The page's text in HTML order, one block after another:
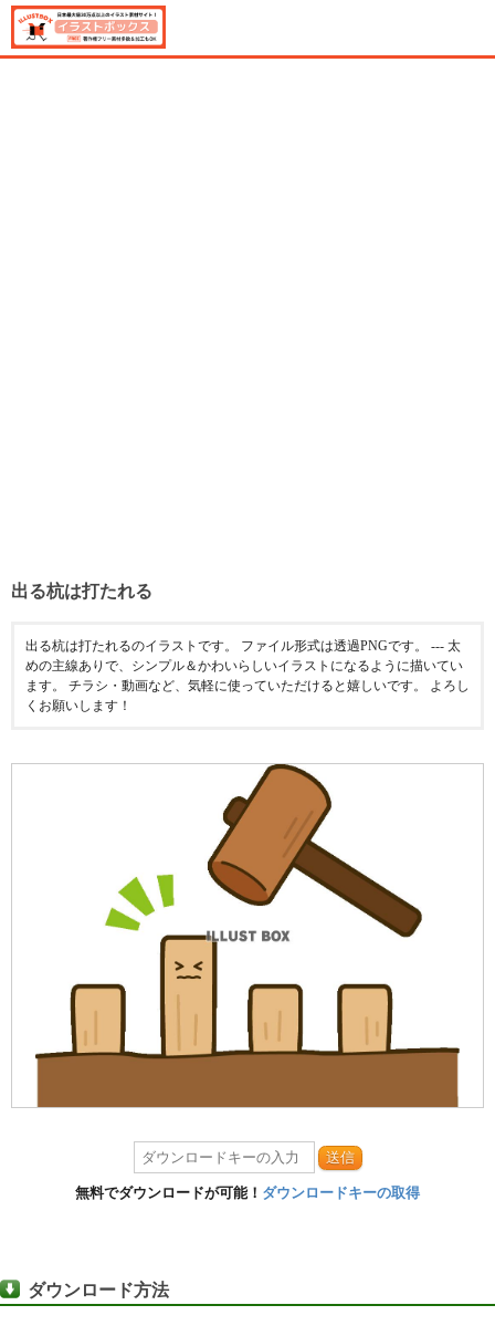
出る杭は打たれる
出る杭は打たれるのイラストです。 ファイル形式は透過PNGです。 --- 太
めの主線ありで、シンプル＆かわいらしいイラストになるように描いてい
ます。 チラシ・動画など、気軽に使っていただけると嬉しいです。 よろし
くお願いします！
送信
無料でダウンロードが可能！ ダウンロードキーの取得
ダウンロード方法